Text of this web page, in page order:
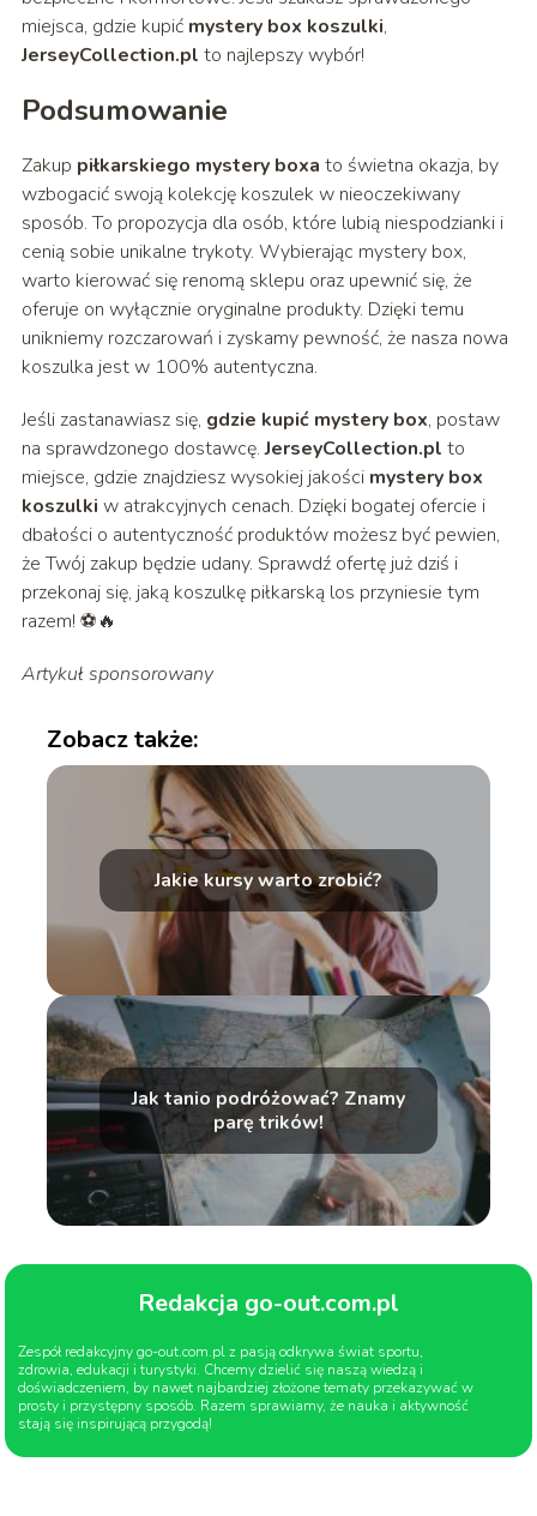
miejsca, gdzie kupić mystery box koszulki,
JerseyCollection.pl to najlepszy wybór!
Podsumowanie
Zakup piłkarskiego mystery boxa to świetna okazja, by
wzbogacić swoją kolekcję koszulek w nieoczekiwany
sposób. To propozycja dla osób, które lubią niespodzianki i
cenią sobie unikalne trykoty. Wybierając mystery box,
warto kierować się renomą sklepu oraz upewnić się, że
oferuje on wyłącznie oryginalne produkty. Dzięki temu
unikniemy rozczarowań i zyskamy pewność, że nasza nowa
koszulka jest w 100% autentyczna.
Jeśli zastanawiasz się, gdzie kupić mystery box, postaw
na sprawdzonego dostawcę.JerseyCollection.pl to
miejsce, gdzie znajdziesz wysokiej jakości mystery box
koszulki w atrakcyjnych cenach. Dzięki bogatej ofercie i
dbałości o autentyczność produktów możesz być pewien,
że Twój zakup będzie udany. Sprawdź ofertę już dziś i
przekonaj się, jaką koszulkę piłkarską los przyniesie tym
razem! ⚽🔥
Artykuł sponsorowany
Zobacz także:
Jakie kursy warto zrobić?
Jak tanio podróżować? Znamy
parę trików!
Redakcja go-out.com.pl
Zespół redakcyjny go-out.com.pl z pasją odkrywa świat sportu,
zdrowia, edukacji i turystyki. Chcemy dzielić się naszą wiedzą i
doświadczeniem, by nawet najbardziej złożone tematy przekazywać w
prosty i przystępny sposób. Razem sprawiamy, że nauka i aktywność
stają się inspirującą przygodą!